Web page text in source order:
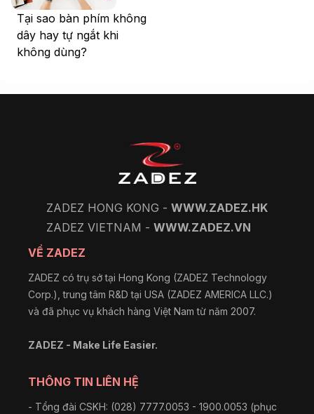
Tại sao bàn phím không
dây hay tự ngắt khi
không dùng?
ZADEZ HONG KONG - WWW.ZADEZ.HK
ZADEZ VIETNAM - WWW.ZADEZ.VN
VỀ ZADEZ
ZADEZ có trụ sở tại Hong Kong (ZADEZ Technology
Corp.), trung tâm R&D tại USA (ZADEZ AMERICA LLC.)
và đã phục vụ khách hàng Việt Nam từ năm 2007.
ZADEZ - Make Life Easier.
THÔNG TIN LIÊN HỆ
- Tổng đài CSKH: (028) 7777.0053 - 1900.0053 (phục